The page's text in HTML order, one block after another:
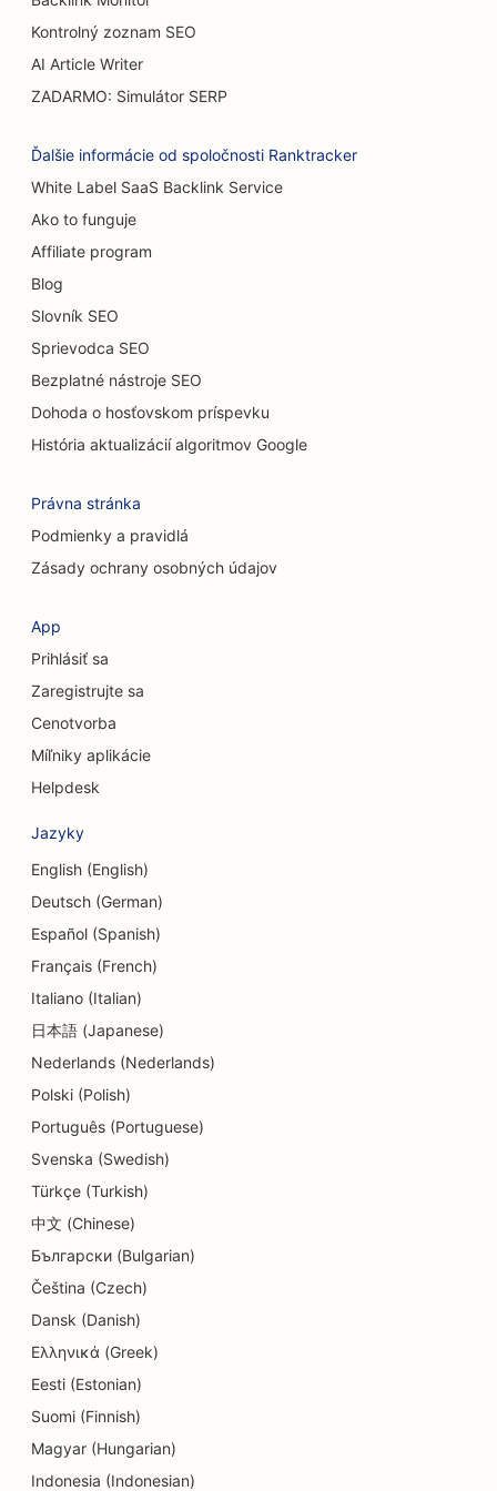
SEO pre popáleninových chirurgov
SEO pre kaviarne
SEO pre reštaurácie s príležitostným stravovaním
SEO pre predajne kobercov a podláh
SEO pre predajcov áut
SEO pre chiropraktikov
SEO pre mačacie kaviarne
SEO pre služby chemického peelingu
SEO pre obchody s oblečením
SEO pre úverové družstvá
SEO pre poradenské firmy
SEO pre zmenárenské služby
SEO pre tanečné štúdiá
SEO pre služby dermabrázie
SEO pre centrá dennej starostlivosti
SEO pre obchody s detailmi
SEO pre reštaurácie
SEO pre služby vzdelávania a starostlivosti o deti
SEO pre obchody s donutmi
SEO pre čistiarne
SEO pre predajne elektroniky
SEO pre endodontistov
Kontrolný zoznam SEO
AI Article Writer
ZADARMO: Simulátor SERP
Ďalšie informácie od spoločnosti Ranktracker
White Label SaaS Backlink Service
Ako to funguje
Affiliate program
Blog
Slovník SEO
Sprievodca SEO
Bezplatné nástroje SEO
Dohoda o hosťovskom príspevku
História aktualizácií algoritmov Google
Právna stránka
Podmienky a pravidlá
Zásady ochrany osobných údajov
App
Prihlásiť sa
Zaregistrujte sa
Cenotvorba
Míľniky aplikácie
Helpdesk
Jazyky
English (English)
Deutsch (German)
Español (Spanish)
Français (French)
Italiano (Italian)
日本語 (Japanese)
Nederlands (Nederlands)
Polski (Polish)
Português (Portuguese)
Svenska (Swedish)
Türkçe (Turkish)
中文 (Chinese)
Български (Bulgarian)
Čeština (Czech)
Dansk (Danish)
Ελληνικά (Greek)
Eesti (Estonian)
Suomi (Finnish)
Magyar (Hungarian)
Indonesia (Indonesian)